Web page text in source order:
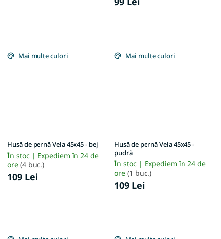
Mai multe culori
Husă de pernă Vela 45x45 - bej
În stoc | Expediem în 24 de
ore (4 buc.)
109 Lei
Mai multe culori
Husă de pernă Vela 45x45 -
pudră
În stoc | Expediem în 24 de
ore (1 buc.)
109 Lei